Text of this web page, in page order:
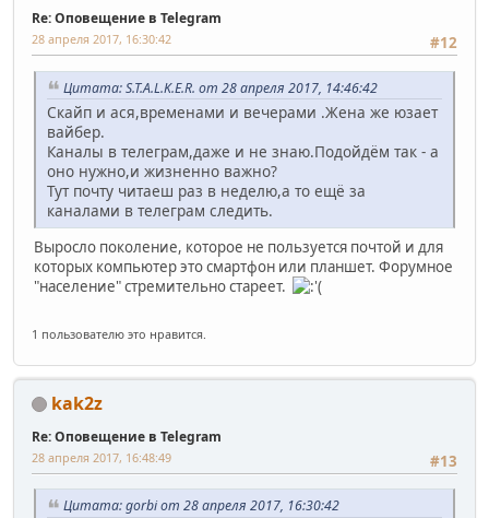
Re: Оповещение в Telegram
#12
28 апреля 2017, 16:30:42
Цитата: S.T.A.L.K.E.R. от 28 апреля 2017, 14:46:42
Скайп и ася,временами и вечерами .Жена же юзает
вайбер.
Каналы в телеграм,даже и не знаю.Подойдём так - а
оно нужно,и жизненно важно?
Тут почту читаеш раз в неделю,а то ещё за
каналами в телеграм следить.
Выросло поколение, которое не пользуется почтой и для
которых компьютер это смартфон или планшет. Форумное
"население" стремительно стареет.
1 пользователю это нравится.
kak2z
Re: Оповещение в Telegram
#13
28 апреля 2017, 16:48:49
Цитата: gorbi от 28 апреля 2017, 16:30:42